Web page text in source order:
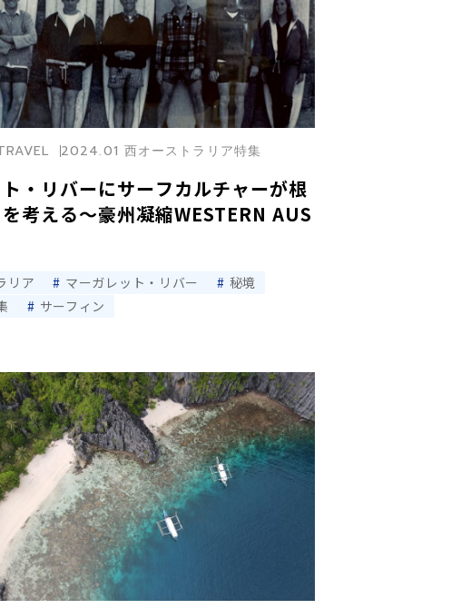
・リバーにサーフカルチャーが根
考える〜豪州凝縮WESTERN AUS
2024.01 西オーストラリア特集
リア マーガレット・リバー
秘境
サーフィン